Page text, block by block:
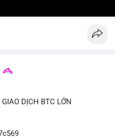
DỊCH BTC LỚN